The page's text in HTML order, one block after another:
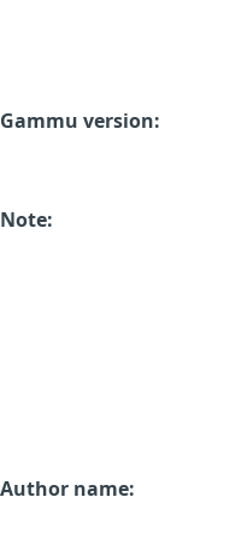
Gammu version:
Note:
Author name: